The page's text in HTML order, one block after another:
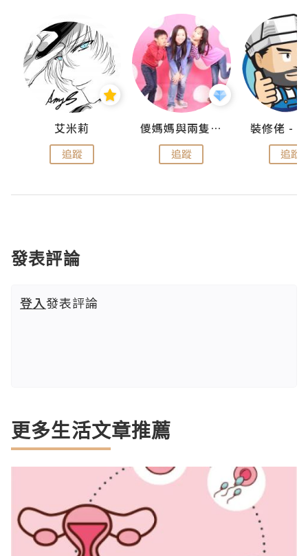
艾米莉
追蹤
儍媽媽與兩隻小魔怪之家
追蹤 追蹤
發表評論
登入發表評論
更多生活文章推薦